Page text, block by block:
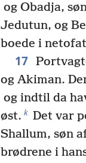
og Obadja,
Jedutun, og
boede i
17
og Akiman.
og indtil da
øst. k Det var
Shallum, søn
brødrene i